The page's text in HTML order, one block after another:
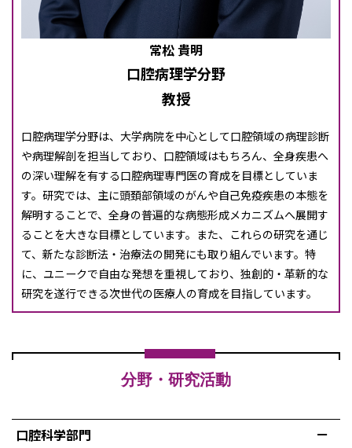
分野・研究活動
口腔科学部門
常松 貴明
口腔病理学分野
教授
口腔病理学分野は、大学病院を中心として口腔領域の病理診断
や病理解剖を担当しており、口腔領域はもちろん、全身疾患へ
の深い理解を有する口腔病理専門医の育成を目標としていま
す。研究では、主に頭頚部領域のがんや自己免疫疾患の本態を
解明することで、全身の普遍的な病態形成メカニズムへ展開す
ることを大きな目標としています。また、これらの研究を通じ
て、新たな診断法・治療法の開発にも取り組んでいます。特
に、ユニークで自由な発想を重視しており、独創的・革新的な
研究を遂行できる次世代の医療人の育成を目指しています。